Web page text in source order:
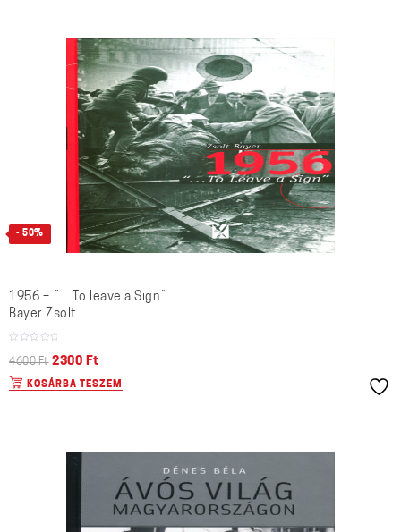
- 50%
1956 – ˝…To leave a Sign˝
Bayer Zsolt
4600Ft 2300 Ft
KOSÁRBA TESZEM